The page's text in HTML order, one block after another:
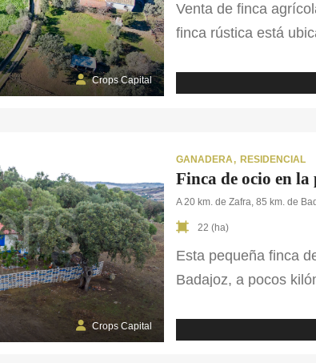
Crops Capital
Venta de finca
finca rústica está
productivos, con
Crops Capital
GANADERA RESIDENCIAL
Finca de ocio en
A 20 km. de Zafra, 85 km. de
22 (ha)
Esta pequeña finca
Badajoz, a pocos
cubiertas de